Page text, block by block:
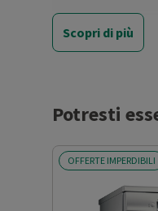
Consumo di acqua
Eco (litri)
Scopri di più
Potresti
OFFERTE IMPERDIBILI